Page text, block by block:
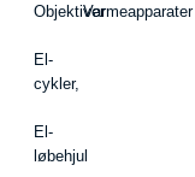
Objektiver
El-
cykler,
El-
løbehjul
Varmeapparater